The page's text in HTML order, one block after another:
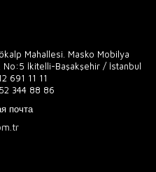
Mahallesi. Masko Mobilya
No:5 İkitelli-Başakşehir / İstanbul
691 11 11
344 88 86
почта